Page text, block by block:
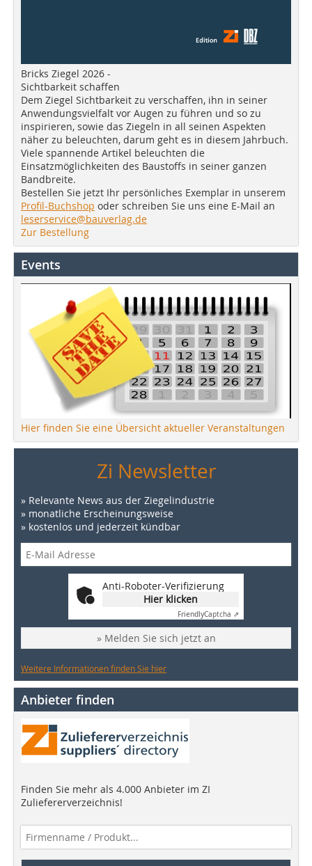
Bricks Ziegel 2026 -
Sichtbarkeit schaffen
Dem Ziegel Sichtbarkeit zu verschaffen, ihn in seiner
Anwendungsvielfalt vor Augen zu führen und so zu
inspirieren, sowie das Ziegeln in all seinen Aspekten
näher zu beleuchten, darum geht es in diesem Jahrbuch.
Viele spannende Artikel beleuchten die
Einsatzmöglichkeiten des Baustoffs in seiner ganzen
Bandbreite.
Bestellen Sie jetzt Ihr persönliches Exemplar in unserem
Profil-Buchshop oder schreiben Sie uns eine E-Mail an
leserservice@bauverlag.de
Zur Bestellung
Events
Hier finden Sie eine Übersicht aktueller Veranstaltungen
Zi Newsletter
» Relevante News aus der Ziegelindustrie
» monatliche Erscheinungsweise
» kostenlos und jederzeit kündbar
Anti-Roboter-Verifizierung
Hier klicken
FriendlyCaptcha ⇗
» Melden Sie sich jetzt an
Weitere Informationen finden Sie hier
Anbieter finden
Finden Sie mehr als 4.000 Anbieter im ZI
Zuliefererverzeichnis!